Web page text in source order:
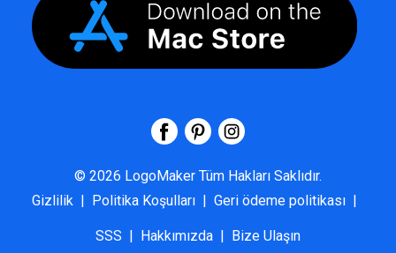
© 2026 LogoMaker Tüm Hakları Saklıdır.
Gizlilik | Politika Koşulları | Geri ödeme politikası |
SSS | Hakkımızda | Bize Ulaşın